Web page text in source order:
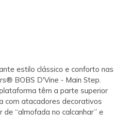
estilo clássico e conforto nas
BOBS D'Vine - Main Step.
têm a parte superior
com atacadores decorativos
“almofada no calcanhar” e